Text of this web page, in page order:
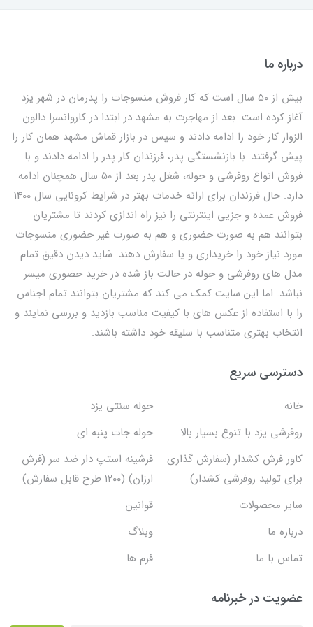
درباره ما
بیش از 50 سال است که کار فروش منسوجات را پدرمان در شهر یزد
آغاز کرده است. بعد از مهاجرت به مشهد در ابتدا در کاروانسرا دالون
الزوار کار خود را ادامه دادند و سپس در بازار قماش مشهد همان کار را
پیش گرفتند. با بازنشستگی پدر، فرزندان کار پدر را ادامه دادند و با
فروش انواع روفرشی و حوله، شغل پدر بعد از 50 سال همچنان ادامه
دارد. حال فرزندان برای ارائه خدمات بهتر در شرایط کرونایی سال 1400
فروش عمده و جزیی اینترنتی را نیز راه اندازی کردند تا مشتریان
بتوانند هم به صورت حضوری و هم به صورت غیر حضوری منسوجات
مورد نیاز خود را خریداری و یا سفارش دهند. شاید دیدن دقیق تمام
مدل های روفرشی و حوله در حالت باز شده در خرید حضوری میسر
نباشد. اما این سایت کمک می کند که مشتریان بتوانند تمام اجناس
را با استفاده از عکس های با کیفیت مناسب بازدید و بررسی نمایند و
انتخاب بهتری متناسب با سلیقه خود داشته باشند.
دسترسی سریع
خانه
حوله سنتی یزد
روفرشی یزد با تنوع بسیار بالا
حوله جات پنبه ای
کاور فرش کشدار (سفارش گذاری
برای تولید روفرشی کشدار)
فرشینه استپ دار ضد سر (فرش
ارزان) (۱۲۰۰ طرح قابل سفارش)
سایر محصولات
قوانین
درباره ما
وبلاگ
تماس با ما
فرم ها
عضویت در خبرنامه